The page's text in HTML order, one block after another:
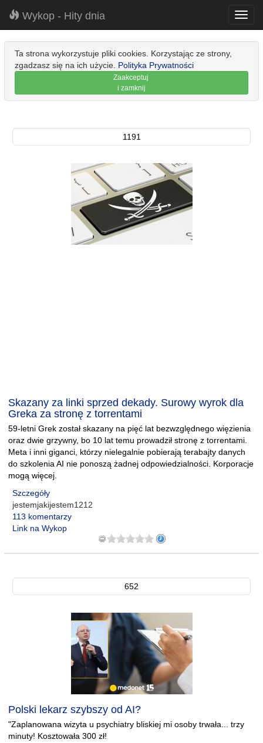
Wykop - Hity dnia
Ta strona wykorzystuje pliki cookies. Korzystając ze strony,
zgadzasz się na ich użycie. Polityka Prywatności
Zaakceptuj
i zamknij
1191
Skazany za linki sprzed dekady. Surowy wyrok dla
Greka za stronę z torrentami
59-letni Grek został skazany na pięć lat bezwzględnego więzienia
oraz dwie grzywny, bo 10 lat temu prowadził stronę z torrentami.
Meta i inni giganci, którzy nielegalnie pobierają terabajty danych
do szkolenia AI nie ponoszą żadnej odpowiedzialności. Korporacje
mogą więcej.
Szczegóły
jestemjakijestem1212
113 komentarzy
Link na Wykop
652
Polski lekarz szybszy od AI?
"Zaplanowana wizyta u psychiatry bliskiej mi osoby trwała... trzy
minuty! Kosztowała 300 zł!